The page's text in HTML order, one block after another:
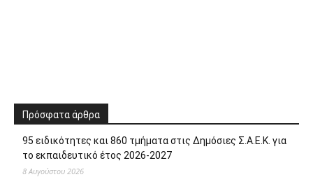
Πρόσφατα άρθρα
95 ειδικότητες και 860 τμήματα στις Δημόσιες Σ.Α.Ε.Κ. για
το εκπαιδευτικό έτος 2026-2027
8 Αυγούστου 2026